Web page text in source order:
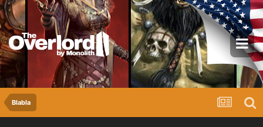
Blabla